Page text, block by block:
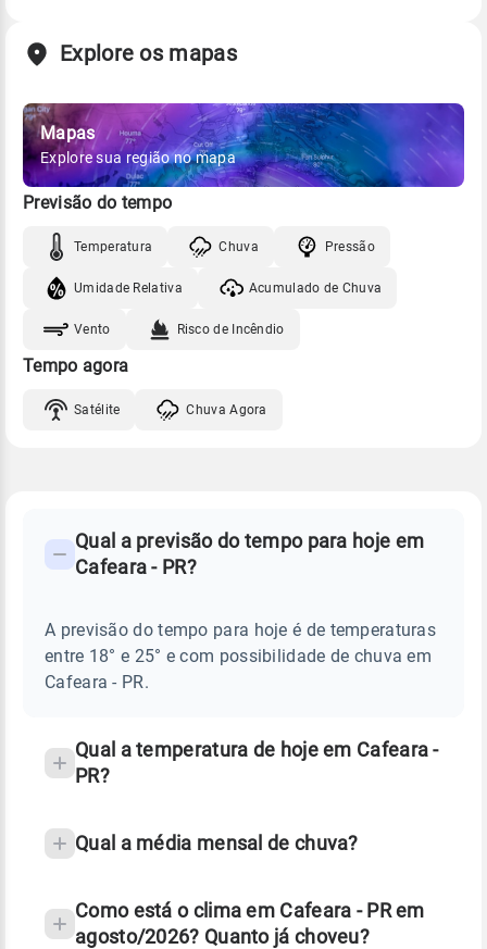
Explore os mapas
Mapas
Explore sua região no mapa
Previsão do tempo
Temperatura Chuva Pressão
Umidade Relativa Acumulado de Chuva
Vento Risco de Incêndio
Tempo agora
Satélite Chuva Agora
PREVISÃO
TEMPO
CAFEARA
Perguntas
sobre
chuva
Qual a previsão do tempo para hoje em
Cafeara - PR?
A previsão do tempo para hoje é de temperaturas
entre 18° e 25° e com possibilidade de chuva em
Cafeara - PR.
Qual a temperatura de hoje em Cafeara -
PR?
Qual a média mensal de chuva?
Como está o clima em Cafeara - PR em
agosto/2026? Quanto já choveu?